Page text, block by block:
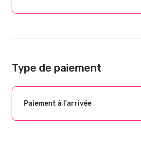
Type de paiement
Paiement à l'arrivée